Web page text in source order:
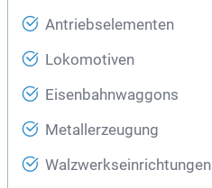
Antriebselementen
Lokomotiven
Eisenbahnwaggons
Metallerzeugung
Walzwerkseinrichtungen